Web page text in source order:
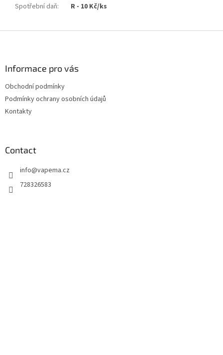
Spotřební daň: R - 10 Kč/ks
Informace pro vás
Obchodní podmínky
Podmínky ochrany osobních údajů
Kontakty
Contact
info@vapema.cz
728326583